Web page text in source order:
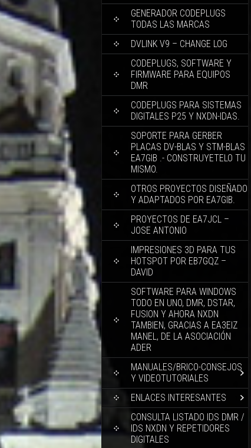
GENERADOR CODEPLUGS
TODAS LAS MARCAS
DVLINK V9 – CHANGE LOG
CODEPLUGS, SOFTWARE Y
FIRMWARE PARA EQUIPOS
DMR
CODEPLUGS PARA SISTEMAS
DIGITALES P25 Y NXDN-IDAS.
SOPORTE PARA GERBER
PLACAS DV-BLAS Y STM-BLAS
EA7GIB .- CONSTRUYETELO TU
MISMO.
OTROS PROYECTOS DISEÑADO
Y ADAPTADOS POR EA7GIB.
PROYECTOS DE EA7JCL –
JOSE ANTONIO
IMPRESIONES 3D PARA TUS
HOTSPOT POR EB7GQZ –
DAVID
SOFTWARE PARA WINDOWS
TODO EN UNO, DMR, DSTAR,
FUSION Y AHORA NXDN
TAMBIEN, GRACIAS A EA3EIZ
MANEL, DE LA ASOCIACIÓN
ADER
MANUALES/BRICO-CONSEJOS
Y VIDEOTUTORIALES
ENLACES INTERESANTES
CONSULTA LISTADO IDS DMR /
IDS NXDN Y REPETIDORES
DIGITALES